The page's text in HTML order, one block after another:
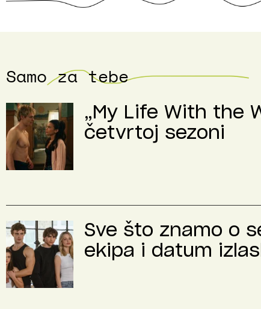
Samo za tebe
„My Life With the
četvrtoj sezoni
Sve što znamo o
ekipa i datum